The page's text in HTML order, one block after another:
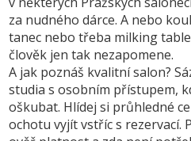
za nudného dárce. A nebo
tanec nebo třeba milking
člověk jen tak nezapomene.
A jak poznáš kvalitní salon?
studia s osobním přístupem,
oškubat. Hlídej si průhledné
ochotu vyjít vstříc s rezervací.